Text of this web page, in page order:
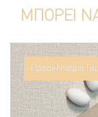
ΜΠΟΡΕΙ
Προσκλητήριο